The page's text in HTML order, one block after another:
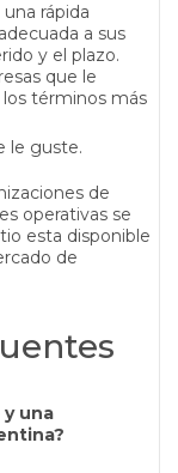
rápida
a sus
y el plazo.
que le
términos más
le guste.
de
operativas se
esta disponible
de
una